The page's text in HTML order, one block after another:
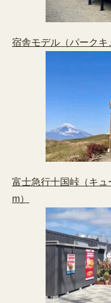
宿舎モデル（パークキ
富士急行十国峠（キ
m）